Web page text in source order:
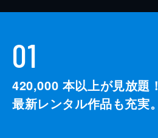
01
420,000 本以上が見放題！
最新レンタル作品も充実。